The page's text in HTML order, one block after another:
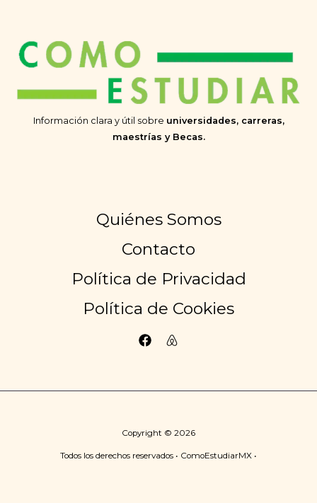
Información clara y útil sobre universidades, carreras,
maestrías y Becas.
Quiénes Somos
Contacto
Política de Privacidad
Política de Cookies
Copyright © 2026
Todos los derechos reservados • ComoEstudiarMX •